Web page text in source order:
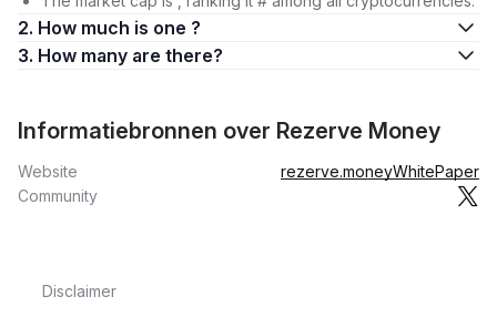
2. How much is one ?
3. How many are there?
Informatiebronnen over Rezerve Money
Website rezerve.moneyWhitePaper
Community
Disclaimer